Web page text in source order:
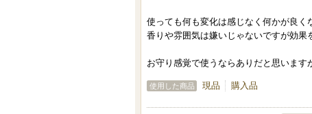
上
メ
ン
使っても何も変化は感じなく何かが良く
香りや雰囲気は嫌いじゃないですが効果
お守り感覚で使うならありだと思います
使用した商品 現品 購入品